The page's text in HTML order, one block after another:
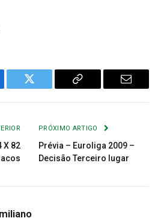
Twitter
Copiar
E-
X 82
PRÓXIMO ARTIGO
Prévia – Euroliga 2009 –
Decisão Terceiro lugar